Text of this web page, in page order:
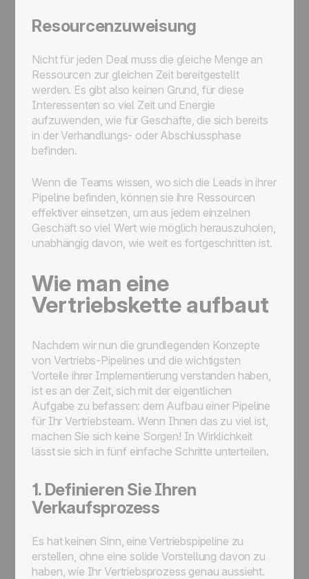
Resourcenzuweisung
Nicht für jeden Deal muss die gleiche Menge an
Ressourcen zur gleichen Zeit bereitgestellt
werden. Es gibt also keinen Grund, für diese
Interessenten so viel Zeit und Energie
aufzuwenden, wie für Geschäfte, die sich bereits
in der Verhandlungs- oder Abschlussphase
befinden.
Wenn die Teams wissen, wo sich die Leads in ihrer
Pipeline befinden, können sie ihre Ressourcen
effektiver einsetzen, um aus jedem einzelnen
Geschäft so viel Wert wie möglich herauszuholen,
unabhängig davon, wie weit es fortgeschritten ist.
Wie man eine
Vertriebskette aufbaut
Nachdem wir nun die grundlegenden Konzepte
von Vertriebs-Pipelines und die wichtigsten
Vorteile ihrer Implementierung verstanden haben,
ist es an der Zeit, sich mit der eigentlichen
Aufgabe zu befassen: dem Aufbau einer Pipeline
für Ihr Vertriebsteam. Wenn Ihnen das zu viel ist,
machen Sie sich keine Sorgen! In Wirklichkeit
lässt sie sich in fünf einfache Schritte unterteilen.
1. Definieren Sie Ihren
Verkaufsprozess
Es hat keinen Sinn, eine Vertriebspipeline zu
erstellen, ohne eine solide Vorstellung davon zu
haben, wie Ihr Vertriebsprozess genau aussieht.